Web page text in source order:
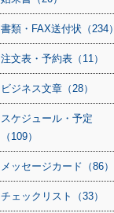
書類・FAX送付状（234）
注文表・予約表（11）
ビジネス文章（28）
スケジュール・予定
（109）
メッセージカード（86）
チェックリスト（33）